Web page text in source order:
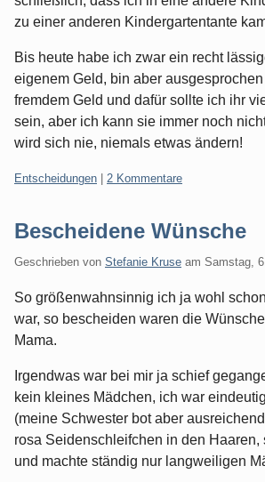
zu einer anderen Kindergartentante
Bis heute habe ich zwar ein recht
eigenem Geld, bin aber
fremdem Geld und dafür sollte ich ihr
sein, aber ich kann sie immer noch
wird sich nie, niemals etwas ändern!
Kategorien:
Entscheidungen 2 Kommentare
Bescheidene Wünsche
Geschrieben von Stefanie Kruse am Samstag,
So größenwahnsinnig ich ja wohl
war, so bescheiden waren die
Mama.
Irgendwas war bei mir ja schief
kein kleines Mädchen, ich war
(meine Schwester bot aber
rosa Seidenschleifchen in den Haaren,
und machte ständig nur langweiligen